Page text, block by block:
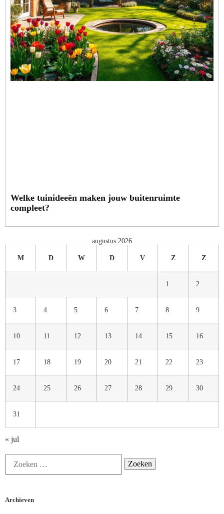
Welke tuinideeën maken jouw buitenruimte
compleet?
augustus 2026
M D W D V Z Z
1 2
3 4 5 6 7 8 9
10 11 12 13 14 15 16
17 18 19 20 21 22 23
24 25 26 27 28 29 30
31
« jul
Archieven